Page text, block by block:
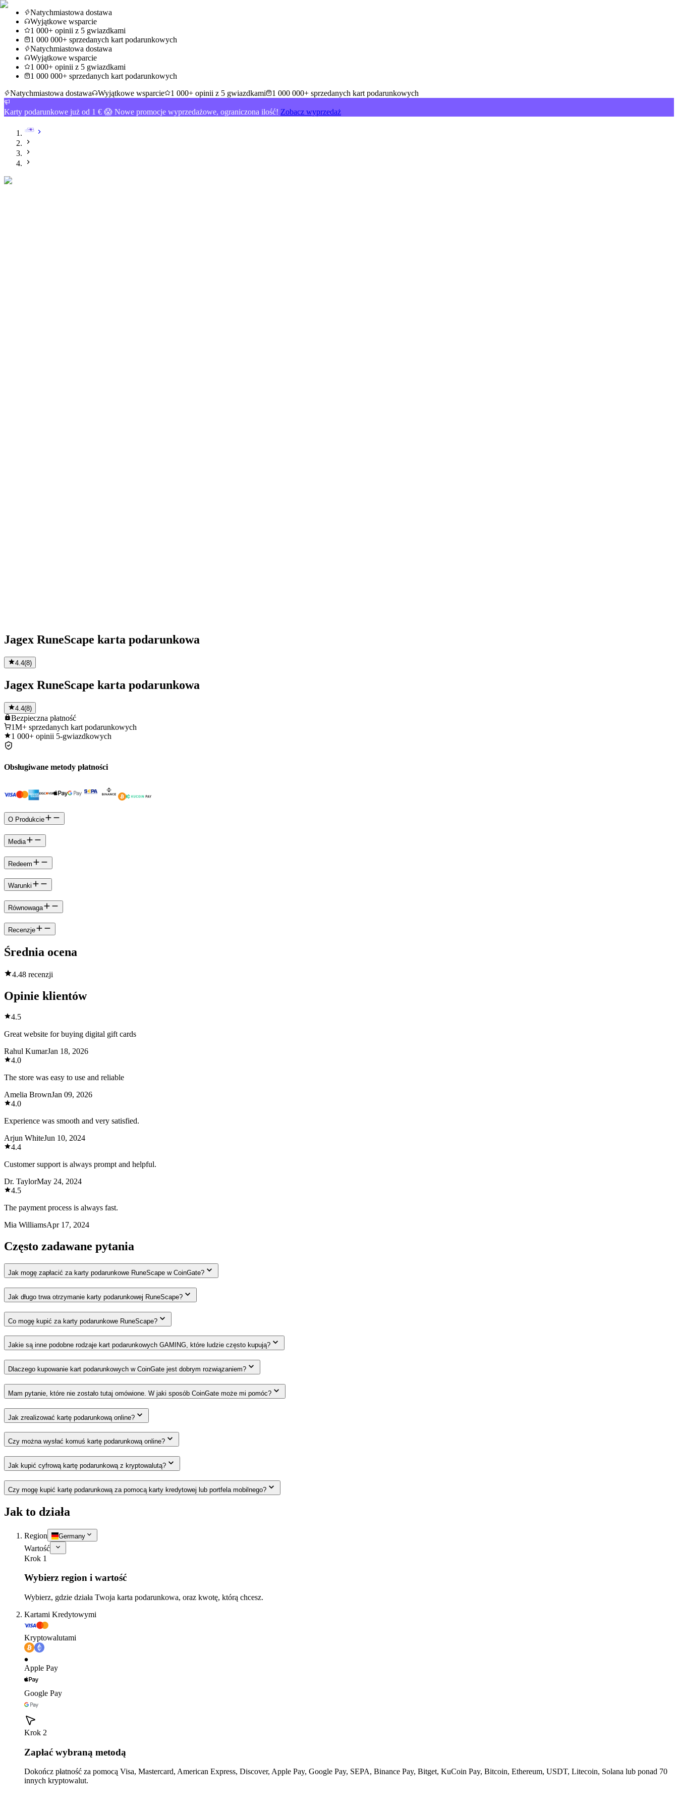
Natychmiastowa dostawa
Wyjątkowe wsparcie
1 000+ opinii z 5 gwiazdkami
1 000 000+ sprzedanych kart podarunkowych
Natychmiastowa dostawa
Wyjątkowe wsparcie
1 000+ opinii z 5 gwiazdkami
1 000 000+ sprzedanych kart podarunkowych
Natychmiastowa dostawa
Wyjątkowe wsparcie 1 000+ opinii z 5 gwiazdkami 1 000 000+ sprzedanych kart podarunkowych
Karty podarunkowe już od 1 € 😱 Nowe promocje wyprzedażowe, ograniczona ilość! Zobacz wyprzedaż
Jagex RuneScape karta podarunkowa
4.4(8)
Jagex RuneScape karta podarunkowa
4.4(8)
Bezpieczna płatność
1M+ sprzedanych kart podarunkowych
1 000+ opinii 5-gwiazdkowych
Obsługiwane metody płatności
O Produkcie
Media
Redeem
Warunki
Równowaga
Recenzje
Średnia ocena
4.48 recenzji
Opinie klientów
4.5
Great website for buying digital gift cards
Rahul KumarJan 18, 2026
4.0
The store was easy to use and reliable
Amelia BrownJan 09, 2026
4.0
Experience was smooth and very satisfied.
Arjun WhiteJun 10, 2024
4.4
Customer support is always prompt and helpful.
Dr. TaylorMay 24, 2024
4.5
The payment process is always fast.
Mia WilliamsApr 17, 2024
Często zadawane pytania
Jak mogę zapłacić za karty podarunkowe RuneScape w CoinGate?
Jak długo trwa otrzymanie karty podarunkowej RuneScape?
Co mogę kupić za karty podarunkowe RuneScape?
Jakie są inne podobne rodzaje kart podarunkowych GAMING, które ludzie często kupują?
Dlaczego kupowanie kart podarunkowych w CoinGate jest dobrym rozwiązaniem?
Mam pytanie, które nie zostało tutaj omówione. W jaki sposób CoinGate może mi pomóc?
Jak zrealizować kartę podarunkową online?
Czy można wysłać komuś kartę podarunkową online?
Jak kupić cyfrową kartę podarunkową z kryptowalutą?
Czy mogę kupić kartę podarunkową za pomocą karty kredytowej lub portfela mobilnego?
Jak to działa
Region Germany
Wartość
Krok 1
Wybierz region i wartość
Wybierz, gdzie działa Twoja karta podarunkowa, oraz kwotę, którą chcesz.
Kartami Kredytowymi
Kryptowalutami
Apple Pay
Google Pay
Krok 2
Zapłać wybraną metodą
Dokończ płatność za pomocą Visa, Mastercard, American Express, Discover, Apple Pay, Google Pay, SEPA, Binance Pay, Bitget, KuCoin Pay, Bitcoin, Ethereum, USDT, Litecoin, Solana lub ponad 70
innych kryptowalut.